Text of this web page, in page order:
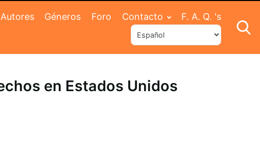
Autores Géneros Foro Contacto F. A. Q. 's
en Estados Unidos